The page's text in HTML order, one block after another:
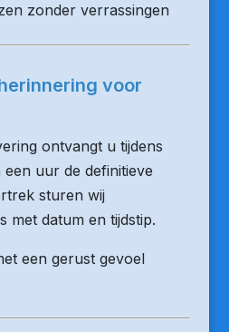
zonder verrassingen
voor
ontvangt u tijdens
uur de definitieve
sturen wij
met datum en tijdstip.
een gerust gevoel